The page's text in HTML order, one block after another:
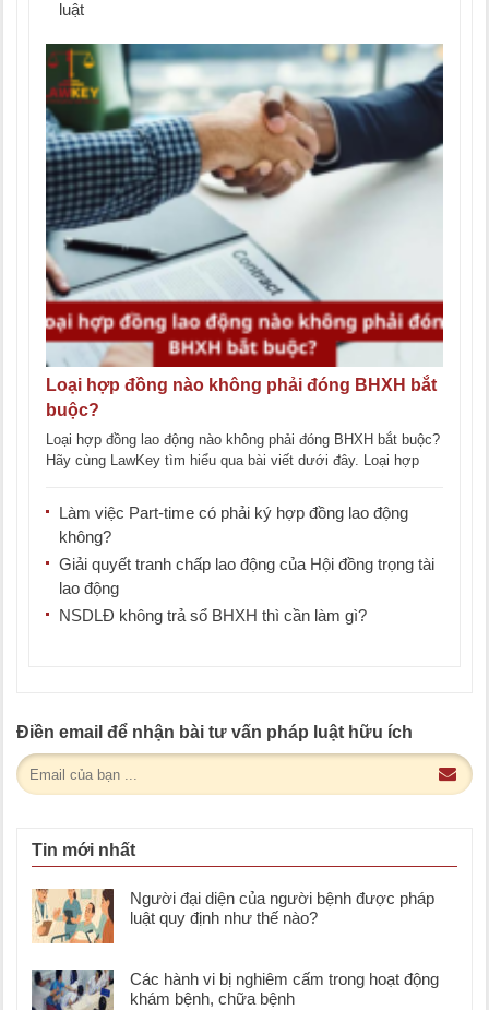
luật
Loại hợp đồng nào không phải đóng BHXH bắt
buộc?
Loại hợp đồng lao động nào không phải đóng BHXH bắt buộc?
Hãy cùng LawKey tìm hiểu qua bài viết dưới đây. Loại hợp
Làm việc Part-time có phải ký hợp đồng lao động
không?
Giải quyết tranh chấp lao động của Hội đồng trọng tài
lao động
NSDLĐ không trả sổ BHXH thì cần làm gì?
Điền email để nhận bài tư vấn pháp luật hữu ích
Tin mới nhất
Người đại diện của người bệnh được pháp
luật quy định như thế nào?
Các hành vi bị nghiêm cấm trong hoạt động
khám bệnh, chữa bệnh